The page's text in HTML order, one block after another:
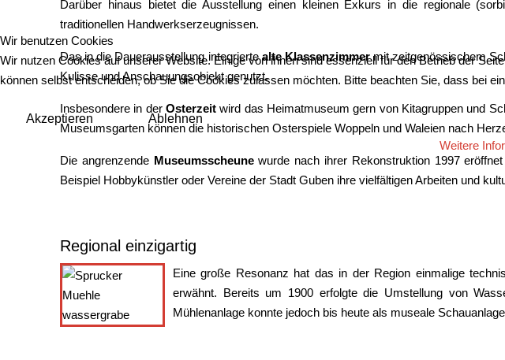
Darüber hinaus bietet die Ausstellung einen kleinen Exkurs in die regionale
traditionellen Handwerkserzeugnissen.
Das in die Dauerausstellung integriertealte Klassenzimmermit zeitgenössischem
Kulisse und Anschauungsobjekt genutzt.
Insbesondere in der Osterzeitwird das Heimatmuseum gern von Kitagruppen und
Museumsgarten können die historischen Osterspiele Woppeln und Waleien nach
Die angrenzende Museumsscheunewurde nach ihrer Rekonstruktion 1997
Beispiel Hobbykünstler oder Vereine der Stadt Guben ihre vielfältigen Arbeiten und
Regional einzigartig
Eine große Resonanz hat das in der Region einmalige
erwähnt. Bereits um 1900 erfolgte die Umstellung von
Mühlenanlage konnte jedoch bis heute als museale
Wir benutzen Cookies
Wir nutzen Cookies auf unserer Website. Einige von ihnen sind essenziell für den Betrieb der
können selbst entscheiden, ob Sie die Cookies zulassen möchten. Bitte beachten Sie, dass bei
Akzeptieren
Ablehnen
Weitere